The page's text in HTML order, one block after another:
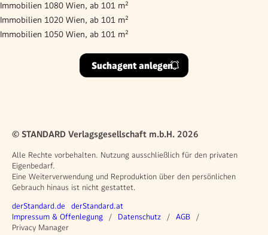
Immobilien 1080 Wien, ab 101 m²
Immobilien 1020 Wien, ab 101 m²
Immobilien 1050 Wien, ab 101 m²
Suchagent anlegen
© STANDARD Verlagsgesellschaft m.b.H. 2026
Alle Rechte vorbehalten. Nutzung ausschließlich für den privaten
Eigenbedarf.
Eine Weiterverwendung und Reproduktion über den persönlichen
Gebrauch hinaus ist nicht gestattet.
Weitere Angebote
derStandard.de derStandard.at
Rechtliches
Impressum & Offenlegung Datenschutz
AGB
Privacy Manager